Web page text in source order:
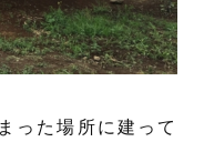
った場所に建って